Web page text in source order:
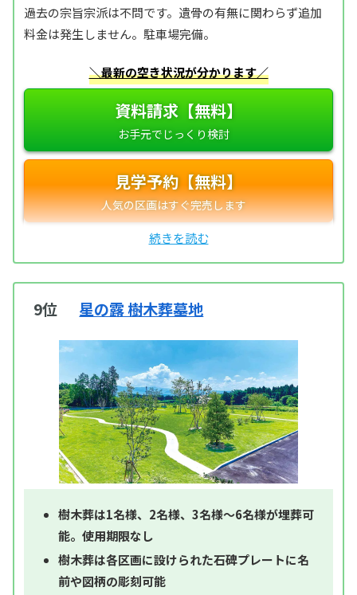
過去の宗旨宗派は不問です。遺骨の有無に関わらず追加
料金は発生しません。駐車場完備。
＼最新の空き状況が分かります／
資料請求【無料】
見学予約【無料】
9位 星の露 樹木葬墓地
樹木葬は1名様、2名様、3名様～6名様が埋葬可
能。使用期限なし
樹木葬は各区画に設けられた石碑プレートに名
前や図柄の彫刻可能